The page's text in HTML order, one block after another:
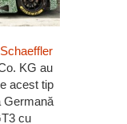
Schaeffler
KG au
acest tip
Germană
cu